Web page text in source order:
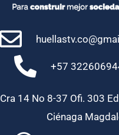
+57
Cra 14 No 8-37 Ofi. 303
Ciénaga